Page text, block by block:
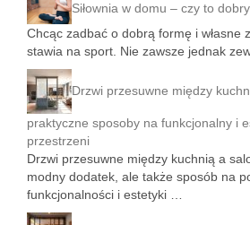
Siłownia w domu – czy to
Chcąc zadbać o dobrą formę i własne
stawia na sport. Nie zawsze jednak
Drzwi przesuwne między
praktyczne sposoby na funkcjonalny i
przestrzeni
Drzwi przesuwne między kuchnią a
modny dodatek, ale także sposób na
funkcjonalności i estetyki …